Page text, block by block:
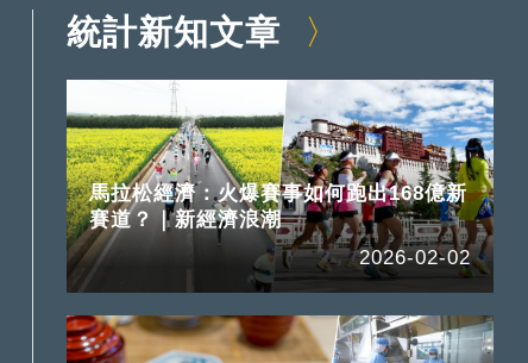
統計新知文章
馬拉松經濟：火爆賽事如何跑出168億新
賽道？｜新經濟浪潮
2026-02-02